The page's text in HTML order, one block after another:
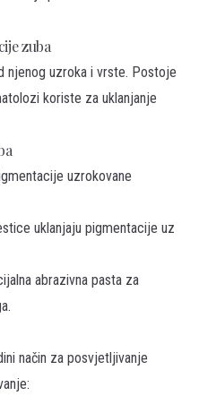
zuba
njenog uzroka i vrste. Postoje
koriste za uklanjanje
uzrokovane
uklanjaju pigmentacije uz
abrazivna pasta za
način za posvjetljivanje